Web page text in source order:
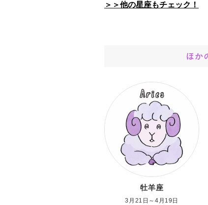
＞＞他の星座もチェック！
ほか
牡羊座
3月21日～4月19日